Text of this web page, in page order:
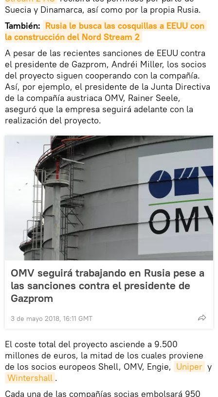
Suecia y Dinamarca, así como por la propia Rusia.
También: Rusia le busca las cosquillas a EEUU con
la construcción del Nord Stream 2
A pesar de las recientes sanciones de EEUU contra
el presidente de Gazprom, Andréi Miller, los socios
del proyecto siguen cooperando con la compañía.
Así, por ejemplo, el presidente de la Junta Directiva
de la compañía austriaca OMV, Rainer Seele,
aseguró que la empresa seguirá adelante con la
realización del proyecto.
OMV seguirá trabajando en Rusia pese a
las sanciones contra el presidente de
Gazprom
3 de mayo 2018, 16:11 GMT
El coste total del proyecto asciende a 9.500
millones de euros, la mitad de los cuales proviene
de los socios europeos Shell, OMV, Engie, Uniper y
Wintershall .
Cada una de las compañías socias embolsará 950